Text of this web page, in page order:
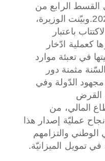
القسط الرابع من
وبيّنت الوزيرة،
باعتبار
كعملية ادّخار
في تعبئة موارد
مثمنة دور
الدّولة وفي
القرض
المالي، من
عمليّة إصدار هذا
والتزامهم
تمويل الميزانيّة.